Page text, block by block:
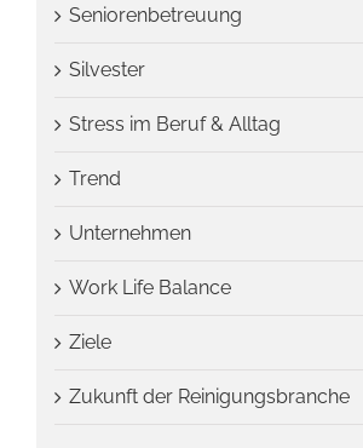
Seniorenbetreuung
Silvester
Stress im Beruf & Alltag
Trend
Unternehmen
Work Life Balance
Ziele
Zukunft der Reinigungsbranche